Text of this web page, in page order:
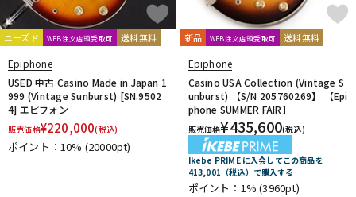
ユーズド WEB注文店頭受取可 送料無料
Epiphone
USED 中古 Casino Made in Japan 1
999 (Vintage Sunburst) [SN.9502
4] エピフォン
販売価格¥220,000(税込)
ポイント：10% (20000pt)
新品 WEB注文店頭受取可 送料無料
Epiphone
Casino USA Collection (Vintage S
unburst) 【S/N 205760269】 【Epi
phone SUMMER FAIR】
販売価格¥435,600(税込)
Ikebe PRIME に入会してこの商品を
413,001（税込）で購入する
ポイント：1%(3960pt)